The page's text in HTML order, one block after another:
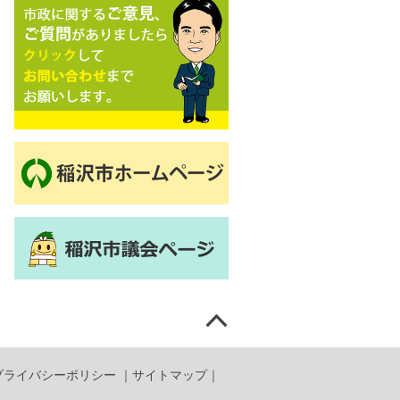
ライバシーポリシー ｜ サイトマップ｜